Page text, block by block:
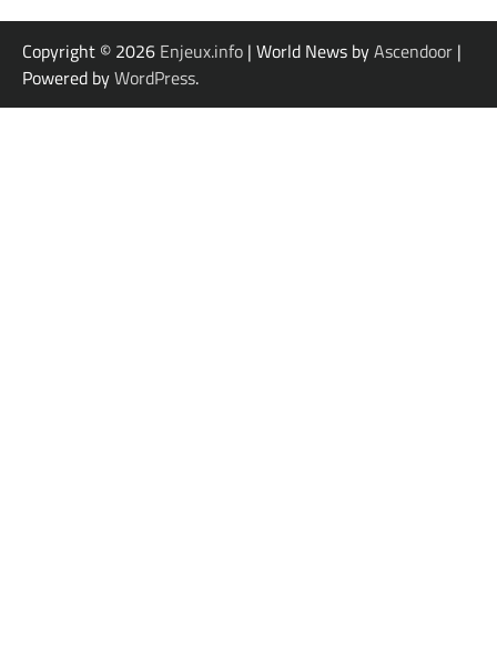
Copyright © 2026 Enjeux.info | World News byAscendoor |
Powered byWordPress.